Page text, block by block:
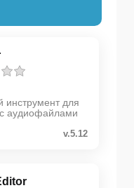
для
аудиофайлами
v.5.12